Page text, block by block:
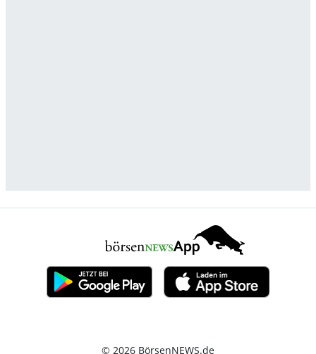
© 2026 BörsenNEWS.de